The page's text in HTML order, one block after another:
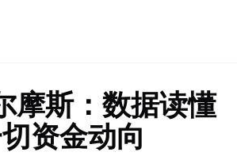
摩斯：数据读懂
资金动向